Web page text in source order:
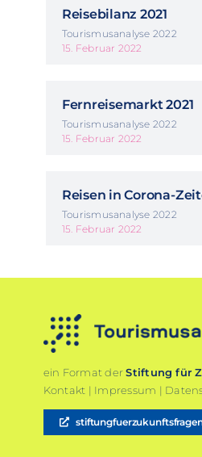
Reisebilanz 2021
Tourismusanalyse 2022
15. Februar 2022
Fernreisemarkt 2021
Tourismusanalyse 2022
15. Februar 2022
Reisen in Corona-
Tourismusanalyse 2022
15. Februar 2022
ein Format derStiftung für
Kontakt | Impressum |